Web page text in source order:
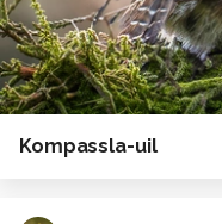
Kompassla-uil